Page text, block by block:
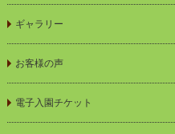
ギャラリー
お客様の声
電子入園チケット